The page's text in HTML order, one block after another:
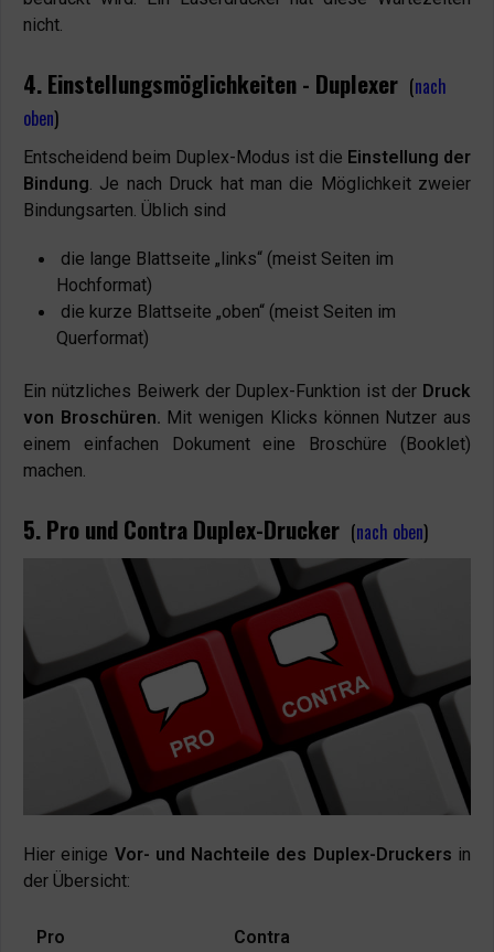
nicht.
4. Einstellungsmöglichkeiten - Duplexer (nach
oben)
Entscheidend beim Duplex-Modus ist die Einstellung der
Bindung. Je nach Druck hat man die Möglichkeit zweier
Bindungsarten. Üblich sind
die lange Blattseite „links“ (meist Seiten im
Hochformat)
die kurze Blattseite „oben“ (meist Seiten im
Querformat)
Ein nützliches Beiwerk der Duplex-Funktion ist der Druck
von Broschüren. Mit wenigen Klicks können Nutzer aus
einem einfachen Dokument eine Broschüre (Booklet)
machen.
5. Pro und Contra Duplex-Drucker (nach oben)
Hier einige Vor- und Nachteile des Duplex-Druckers in
der Übersicht:
Pro Contra